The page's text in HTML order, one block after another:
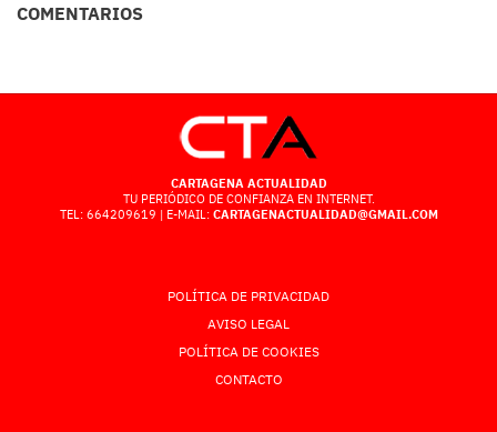
COMENTARIOS
CARTAGENA ACTUALIDAD
TU PERIÓDICO DE CONFIANZA EN INTERNET.
TEL: 664209619 | E-MAIL: CARTAGENACTUALIDAD@GMAIL.COM
POLÍTICA DE PRIVACIDAD
AVISO LEGAL
POLÍTICA DE COOKIES
CONTACTO